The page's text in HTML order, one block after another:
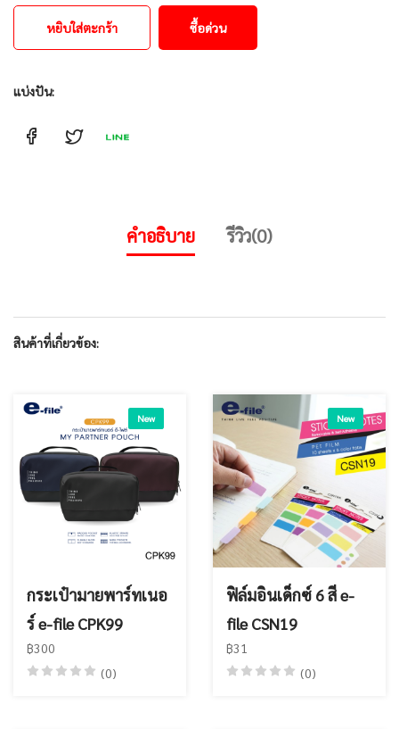
หยิบใส่ตะกร้า ซื้อด่วน
แบ่งปัน:
คำอธิบาย รีวิว(0)
สินค้าที่เกี่ยวข้อง:
New
กระเป๋ามายพาร์ทเนอ
ร์ e-file CPK99
฿300
(0)
New
ฟิล์มอินเด็กซ์ 6 สี e-
file CSN19
฿31
(0)